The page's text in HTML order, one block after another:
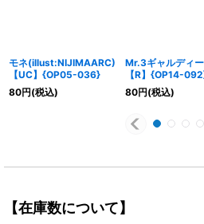
モネ(illust:NIJIMAARC)
【UC】{OP05-036}
80円(税込)
Mr.3ギャルディ
【R】{OP14-
80円(税込)
【在庫数について】